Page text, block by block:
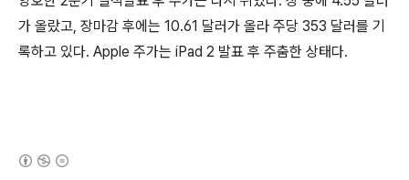
가 올랐고, 장마감 후에는 10.61 달러가 올라 주당 353 달러를 기
록하고 있다. Apple 주가는 iPad 2 발표 후 주춤한 상태다.